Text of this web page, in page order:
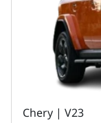
Chery | V23